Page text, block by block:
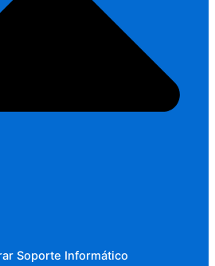
Soporte Informático